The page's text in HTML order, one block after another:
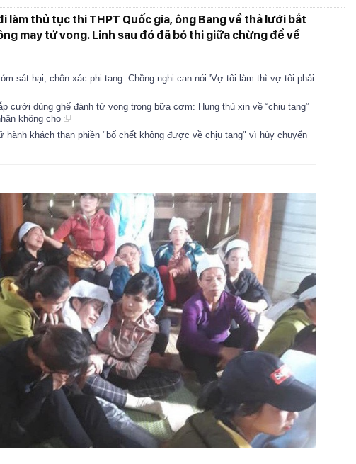
làm thủ tục thi THPT Quốc gia, ông Bang về thả lưới bắt
may tử vong. Linh sau đó đã bỏ thi giữa chừng để về
sát hại, chôn xác phi tang: Chồng nghi can nói 'Vợ tôi làm thì vợ tôi phải
cưới dùng ghế đánh tử vong trong bữa cơm: Hung thủ xin về “chịu tang”
không cho
hành khách than phiền "bố chết không được về chịu tang" vì hủy chuyến